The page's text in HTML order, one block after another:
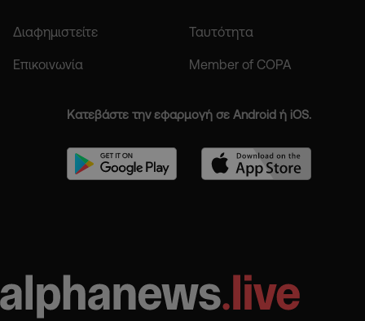
Διαφημιστείτε Ταυτότητα
Επικοινωνία Member of COPA
Κατεβάστε την εφαρμογή σε Android ή iOS.